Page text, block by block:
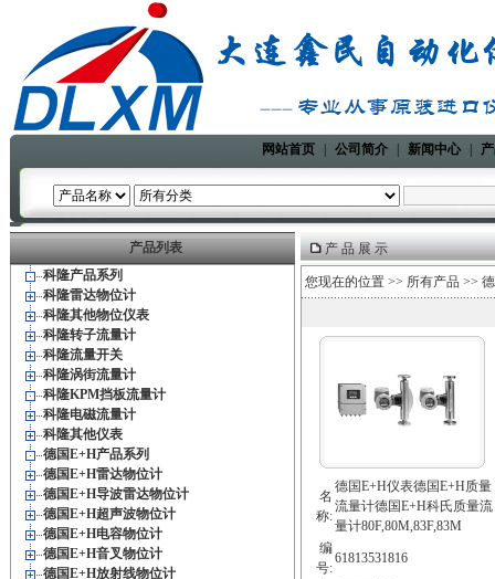
网站首页 公司简介 新闻中心
产品列表
科隆产品系列
科隆雷达物位计
科隆其他物位仪表
科隆转子流量计
科隆流量开关
科隆涡街流量计
科隆KPM挡板流量计
科隆电磁流量计
科隆其他仪表
德国E+H产品系列
德国E+H雷达物位计
德国E+H导波雷达物位计
德国E+H超声波物位计
德国E+H电容物位计
德国E+H音叉物位计
德国E+H放射线物位计
产 品 展 示
您现在的位置 >> 所有产品 >>
名
称:
德国E+H仪表德国E+H质量
流量计德国E+H科氏质量流
量计80F,80M,83F,83M
编
号:
61813531816